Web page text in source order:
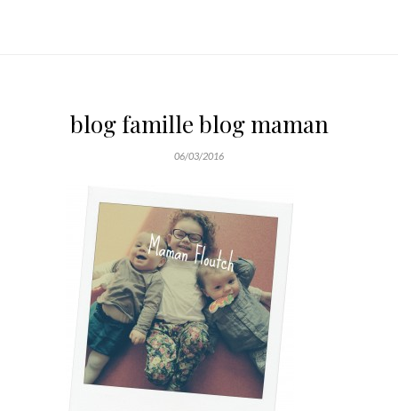
blog famille blog maman
06/03/2016